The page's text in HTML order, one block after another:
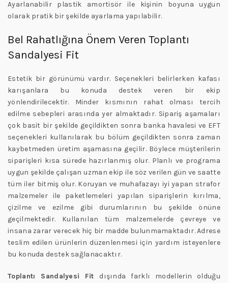
Ayarlanabilir plastik amortisör ile kişinin boyuna uygun
olarak pratik bir şekilde ayarlama yapılabilir.
Bel Rahatlığına Önem Veren Toplantı
Sandalyesi Fit
Estetik bir görünümü vardır. Seçenekleri belirlerken kafası
karışanlara bu konuda destek veren bir ekip
yönlendirilecektir. Minder kısmının rahat olması tercih
edilme sebepleri arasında yer almaktadır. Sipariş aşamaları
çok basit bir şekilde geçildikten sonra banka havalesi ve EFT
seçenekleri kullanılarak bu bölüm geçildikten sonra zaman
kaybetmeden üretim aşamasına geçilir. Böylece müşterilerin
siparişleri kısa sürede hazırlanmış olur. Planlı ve programa
uygun şekilde çalışan uzman ekip ile söz verilen gün ve saatte
tüm iler bitmiş olur. Koruyan ve muhafazayı iyi yapan strafor
malzemeler ile paketlemeleri yapılan siparişlerin kırılma,
çizilme ve ezilme gibi durumlarının bu şekilde önüne
geçilmektedir. Kullanılan tüm malzemelerde çevreye ve
insana zarar verecek hiç bir madde bulunmamaktadır. Adrese
teslim edilen ürünlerin düzenlenmesi için yardım isteyenlere
bu konuda destek sağlanacaktır.
Toplantı Sandalyesi Fit dışında farklı modellerin olduğu